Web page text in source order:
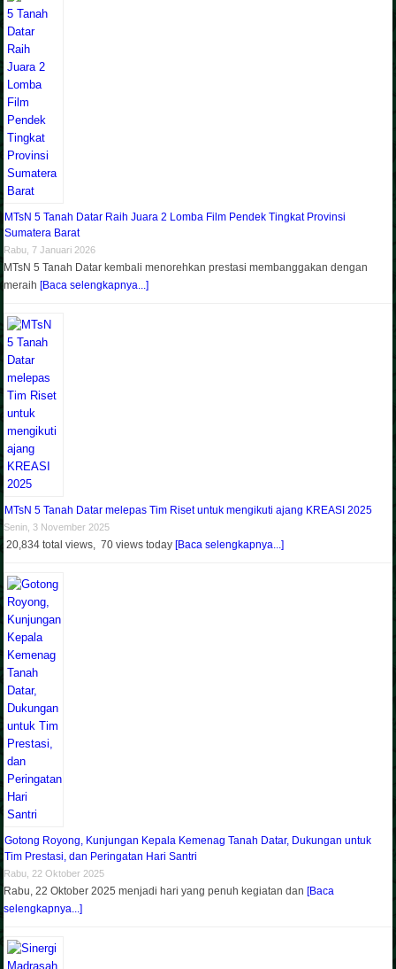
MTsN 5 Tanah Datar Raih Juara 2 Lomba Film Pendek Tingkat Provinsi
Sumatera Barat
Rabu, 7 Januari 2026
MTsN 5 Tanah Datar kembali menorehkan prestasi membanggakan dengan
meraih[Baca selengkapnya...]
MTsN 5 Tanah Datar melepas Tim Riset untuk mengikuti ajang KREASI 2025
Senin, 3 November 2025
20,834 total views, 70 views today[Baca selengkapnya...]
Gotong Royong, Kunjungan Kepala Kemenag Tanah Datar, Dukungan untuk
Tim Prestasi, dan Peringatan Hari Santri
Rabu, 22 Oktober 2025
Rabu, 22 Oktober 2025 menjadi hari yang penuh kegiatan dan[Baca
selengkapnya...]